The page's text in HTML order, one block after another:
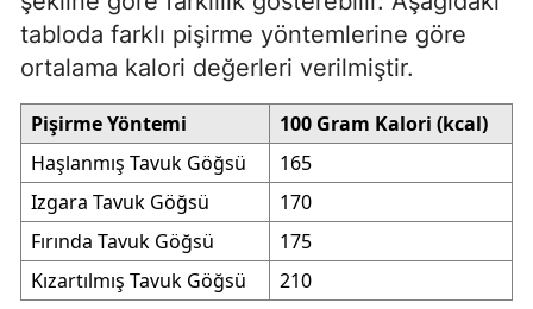
tabloda farklı pişirme yöntemlerine göre
ortalama kalori değerleri verilmiştir.
Pişirme Yöntemi
100 Gram Kalori (kcal)
Haşlanmış Tavuk Göğsü
165
Izgara Tavuk Göğsü
170
Fırında Tavuk Göğsü
175
Kızartılmış Tavuk Göğsü
210